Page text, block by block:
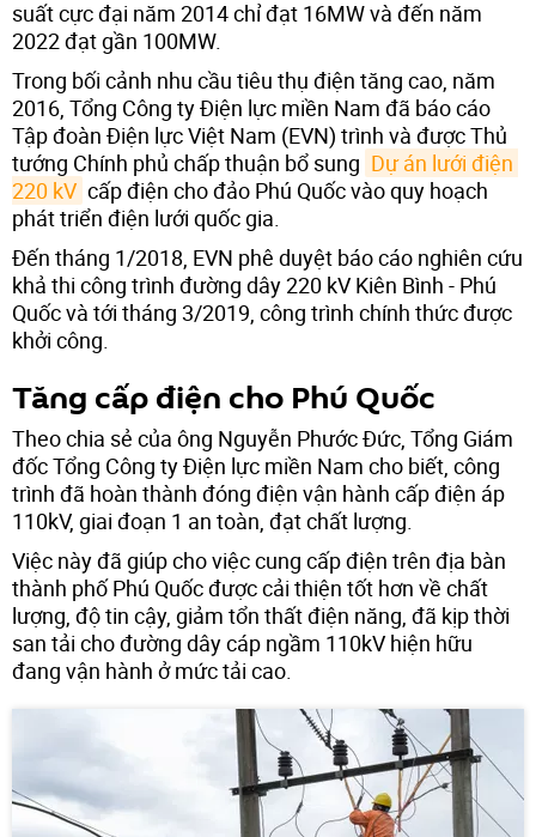
suất cực đại năm 2014 chỉ đạt 16MW và đến năm
2022 đạt gần 100MW.
Trong bối cảnh nhu cầu tiêu thụ điện tăng cao, năm
2016, Tổng Công ty Điện lực miền Nam đã báo cáo
Tập đoàn Điện lực Việt Nam (EVN) trình và được Thủ
tướng Chính phủ chấp thuận bổ sung Dự án lưới điện
220 kV cấp điện cho đảo Phú Quốc vào quy hoạch
phát triển điện lưới quốc gia.
Đến tháng 1/2018, EVN phê duyệt báo cáo nghiên cứu
khả thi công trình đường dây 220 kV Kiên Bình - Phú
Quốc và tới tháng 3/2019, công trình chính thức được
khởi công.
Tăng cấp điện cho Phú Quốc
Theo chia sẻ của ông Nguyễn Phước Đức, Tổng Giám
đốc Tổng Công ty Điện lực miền Nam cho biết, công
trình đã hoàn thành đóng điện vận hành cấp điện áp
110kV, giai đoạn 1 an toàn, đạt chất lượng.
Việc này đã giúp cho việc cung cấp điện trên địa bàn
thành phố Phú Quốc được cải thiện tốt hơn về chất
lượng, độ tin cậy, giảm tổn thất điện năng, đã kịp thời
san tải cho đường dây cáp ngầm 110kV hiện hữu
đang vận hành ở mức tải cao.